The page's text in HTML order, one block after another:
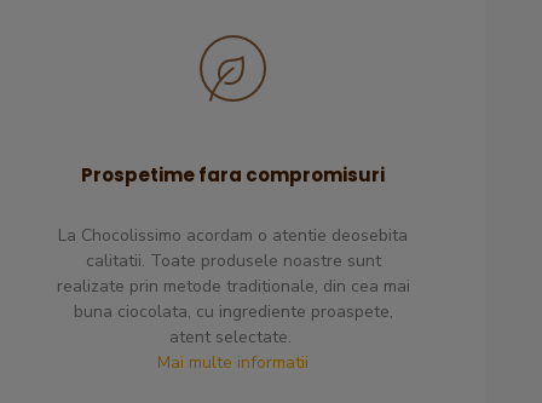
un pantof de ciocolata,
a fost super incantata si
Recomand cu drag !
Ambalare necorespunzătoare
aceasta. Am adunat
Prospetime fara compromisuri
La Chocolissimo acordam o atentie deosebita
calitatii. Toate produsele noastre sunt
realizate prin metode traditionale, din cea mai
buna ciocolata, cu ingrediente proaspete,
atent selectate.
Mai multe informatii